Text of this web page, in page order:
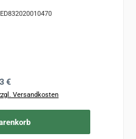
ED832020010470
Preis:
€
Versandkosten